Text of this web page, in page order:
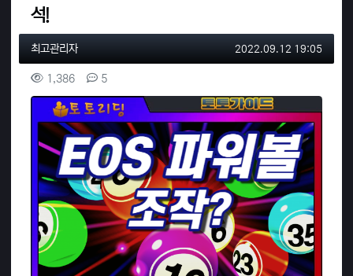
석!
작성자 정보
최고관리자작성 작성일
2022.09.12 19:05
컨텐츠 정보
1,386조회 5댓글
본문